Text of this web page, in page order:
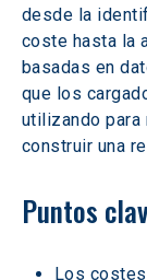
desde la
coste hasta la
basadas en
que los
utilizando para
construir una
Puntos
Los